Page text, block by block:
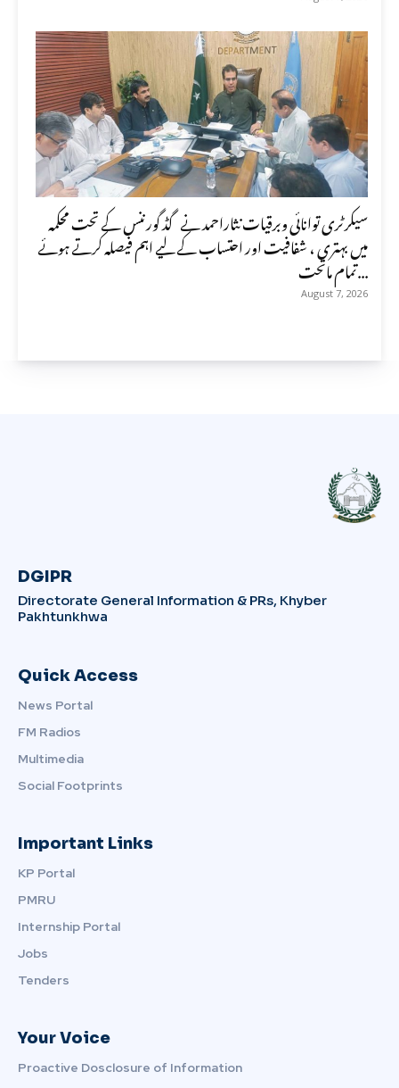
سیکرٹری توانائی وبرقیات نثاراحمد نے گڈ گورننس کے تحت محکمہ
میں بہتری ، شفافیت اور احتساب کے لیے اہم فیصلہ کرتے ہوئے
تمام ماتحت...
August 7, 2026
DGIPR
Directorate General Information & PRs, Khyber
Pakhtunkhwa
Quick Access
News Portal
FM Radios
Multimedia
Social Footprints
Important Links
KP Portal
PMRU
Internship Portal
Jobs
Tenders
Your Voice
Proactive Dosclosure of Information